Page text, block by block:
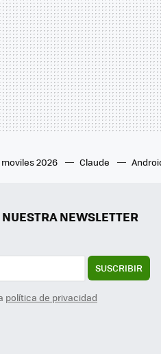
2026 Claude
NEWSLETTER
SUSCRIBIR
política de privacidad